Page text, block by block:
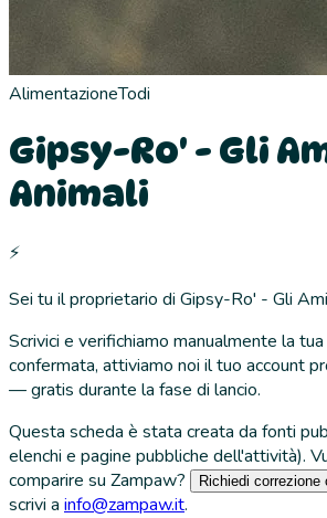
AlimentazioneTodi
Gipsy-Ro' - Gli
Animali
⚡
Sei tu il proprietario di Gipsy-Ro' - Gli
Scrivici e verifichiamo manualmente la
confermata, attiviamo noi il tuo account
— gratis durante la fase di lancio.
Questa scheda è stata creata da fonti
elenchi e pagine pubbliche dell'attività).
comparire su Zampaw?
Richiedi correzione
scrivi a info@zampaw.it.